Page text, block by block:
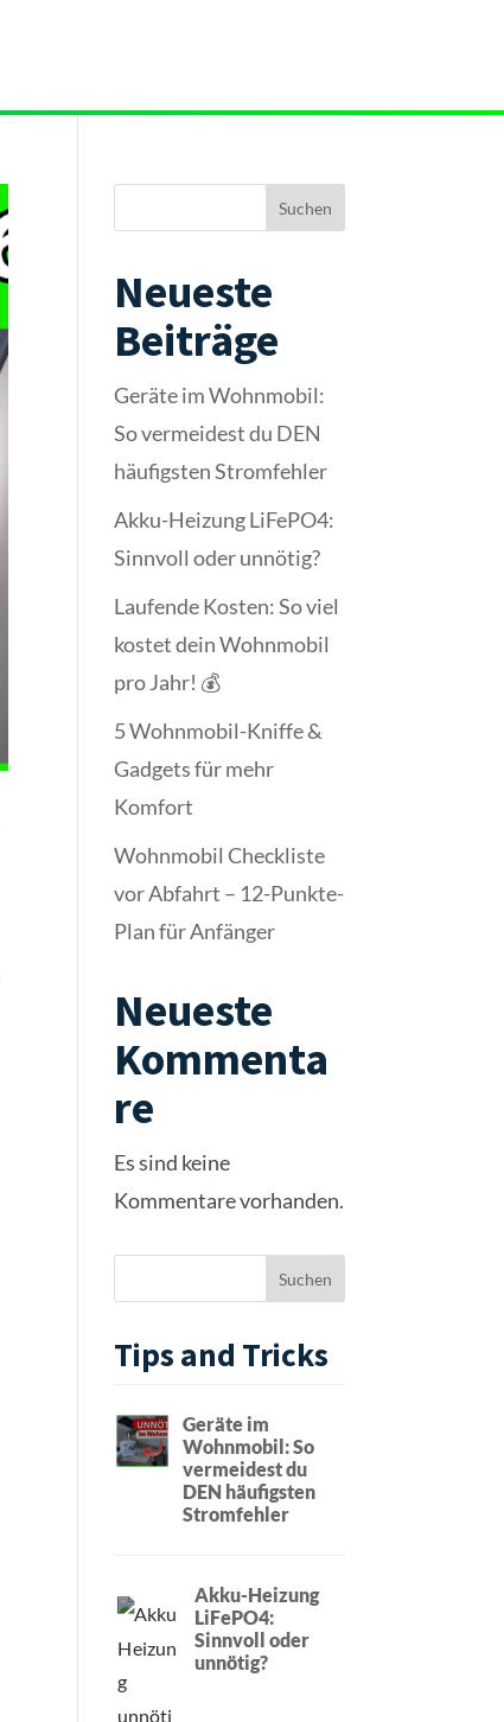
Suchen
Neueste
Beiträge
Geräte im Wohnmobil:
So vermeidest du DEN
häufigsten Stromfehler
Akku-Heizung LiFePO4:
Sinnvoll oder unnötig?
Laufende Kosten: So viel
kostet dein Wohnmobil
pro Jahr! 💰
5 Wohnmobil-Kniffe &
Gadgets für mehr
Komfort
Wohnmobil Checkliste
vor Abfahrt – 12-Punkte-
Plan für Anfänger
Neueste
Kommenta
re
Es sind keine
Kommentare vorhanden.
Tips and Tricks
Geräte im
Wohnmobil: So
vermeidest du
DEN häufigsten
Stromfehler
Akku-Heizung
LiFePO4:
Sinnvoll oder
unnötig?